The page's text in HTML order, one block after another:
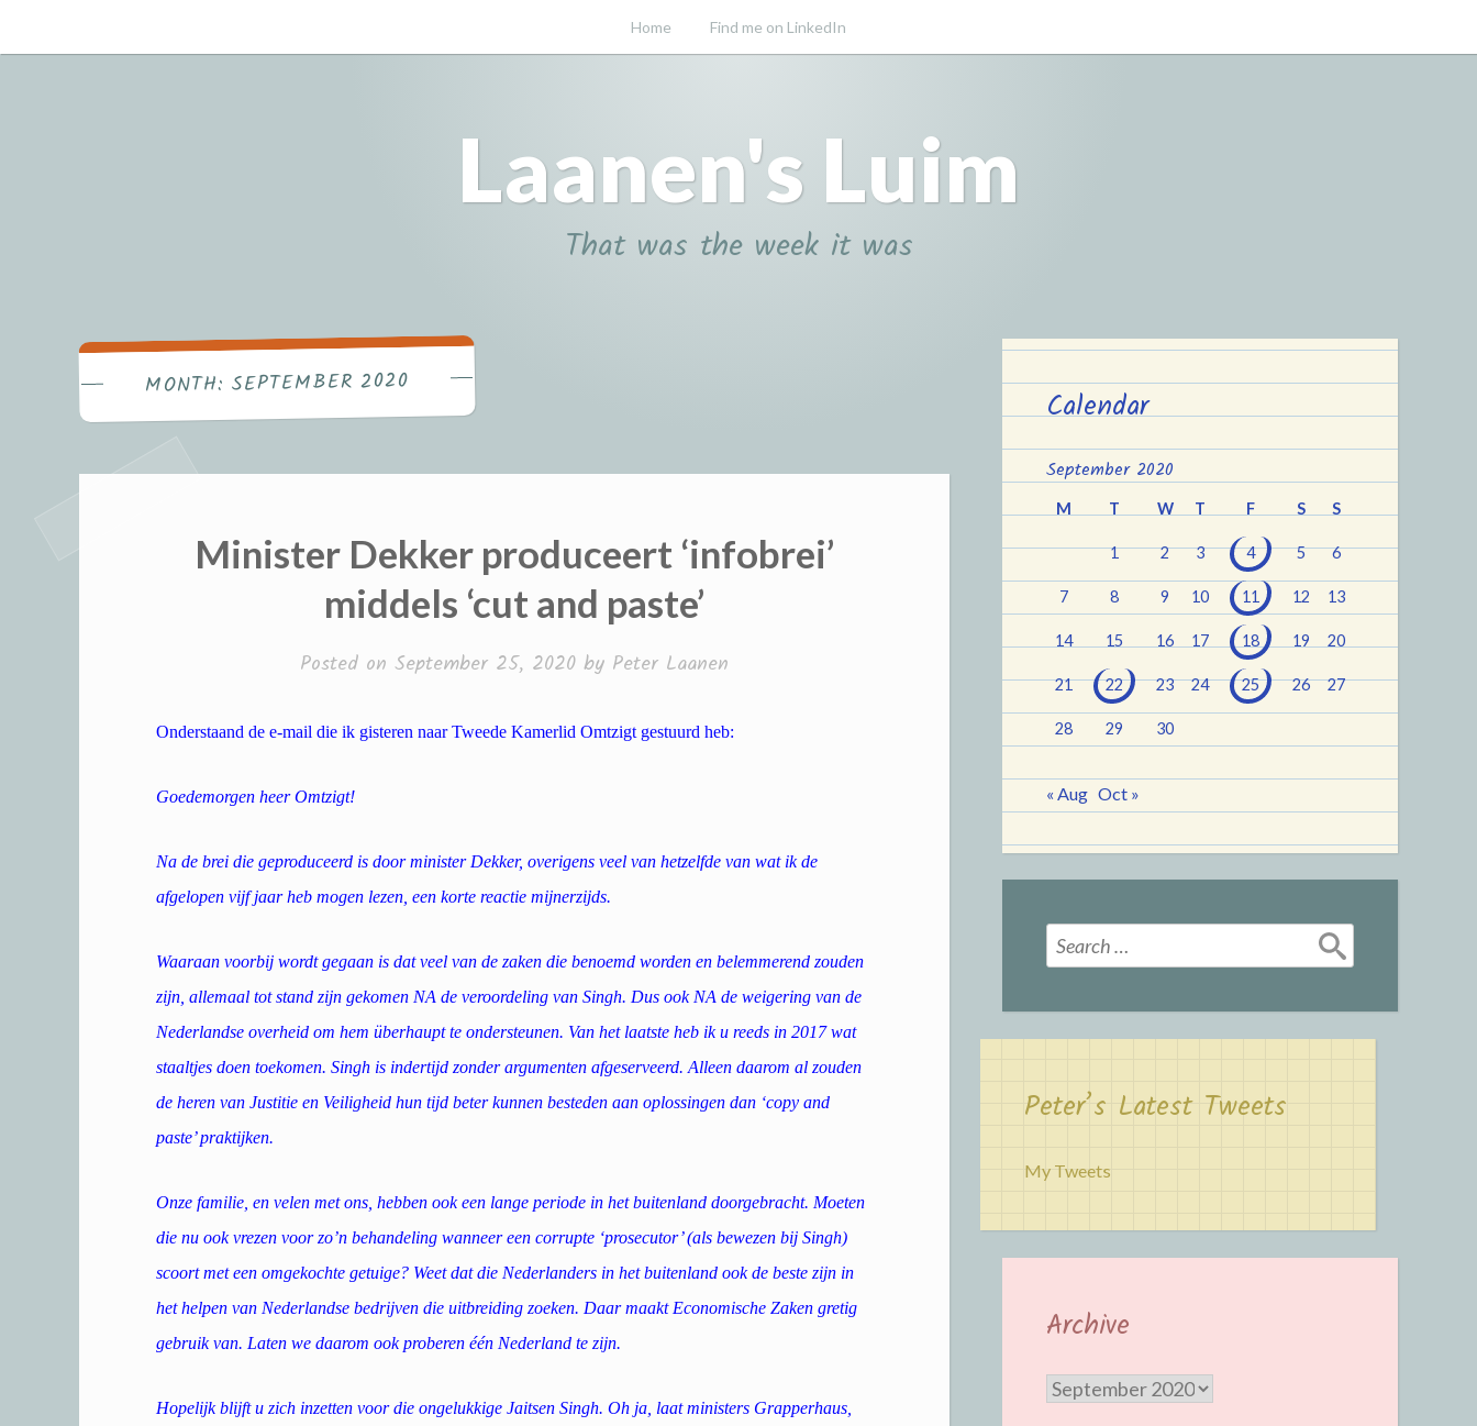
to
Home Find me on LinkedIn
Laanen's Luim
That was the week it was
MONTH:SEPTEMBER 2020
Minister Dekker produceert ‘infobrei’
middels ‘cut and paste’
Posted on September 25, 2020 by Peter Laanen
Onderstaand de e-mail die ik gisteren naar Tweede Kamerlid Omtzigt gestuurd heb:
Goedemorgen heer Omtzigt!
Na de brei die geproduceerd is door minister Dekker, overigens veel van hetzelfde van wat ik de
afgelopen vijf jaar heb mogen lezen, een korte reactie mijnerzijds.
Waaraan voorbij wordt gegaan is dat veel van de zaken die benoemd worden en belemmerend zouden
zijn, allemaal tot stand zijn gekomen NA de veroordeling van Singh. Dus ook NA de weigering van de
Nederlandse overheid om hem überhaupt te ondersteunen. Van het laatste heb ik u reeds in 2017 wat
staaltjes doen toekomen. Singh is indertijd zonder argumenten afgeserveerd. Alleen daarom al zouden
de heren van Justitie en Veiligheid hun tijd beter kunnen besteden aan oplossingen dan ‘copy and
paste’ praktijken.
Onze familie, en velen met ons, hebben ook een lange periode in het buitenland doorgebracht. Moeten
die nu ook vrezen voor zo’n behandeling wanneer een corrupte ‘prosecutor’ (als bewezen bij Singh)
scoort met een omgekochte getuige? Weet dat die Nederlanders in het buitenland ook de beste zijn in
het helpen van Nederlandse bedrijven die uitbreiding zoeken. Daar maakt Economische Zaken gretig
gebruik van. Laten we daarom ook proberen één Nederland te zijn.
Hopelijk blijft u zich inzetten voor die ongelukkige Jaitsen Singh. Oh ja, laat ministers Grapperhaus,
Calendar
September 2020
M T W T F S S
1 2 3 4 5 6
7 8 9 10 11 12 13
14 15 16 17 18 19 20
21 22 23 24 25 26 27
28 29 30
« Aug Oct »
Search
for:
Peter’s Latest Tweets
My Tweets
Archive
Archive